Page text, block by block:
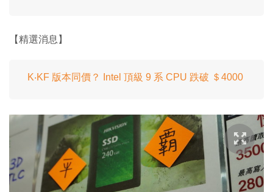
【精選消息】
K‧KF 版本同價？ Intel 頂級 9 系 CPU 跌破 ＄4000